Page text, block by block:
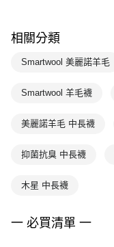
相關分類
Smartwool 美麗諾羊毛
Smartwool 羊毛襪
美麗諾羊毛 中長襪
抑菌抗臭 中長襪
木星 中長襪
一 必買清單 一